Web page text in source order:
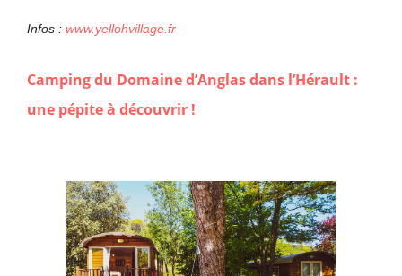
Infos : www.yellohvillage.fr
Camping du Domaine d’Anglas dans l’Hérault :
une pépite à découvrir !